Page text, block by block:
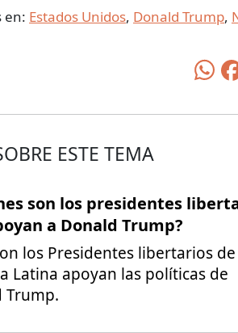
en: Estados Unidos, Donald Trump,
ESTE TEMA
son los presidentes
a Donald Trump?
los Presidentes libertarios de
Latina apoyan las políticas de
Trump.